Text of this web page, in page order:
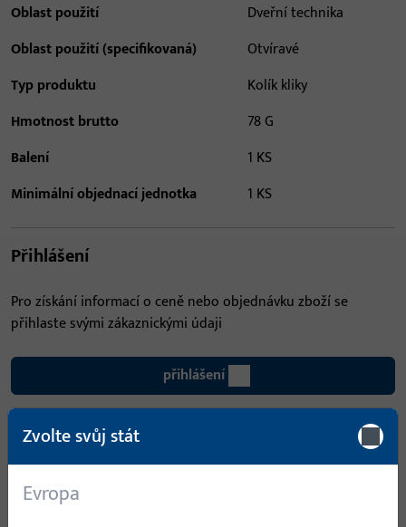
Oblast použití
Dveřní technika
Oblast použití (specifikovaná)
Otvíravé
Typ produktu
Kolík kliky
Hmotnost brutto
78 G
Balení
1 KS
Minimální objednací jednotka
1 KS
Přihlášení
Pro získání informací o ceně nebo objednávku zboží se
přihlaste svými zákaznickými údaji
přihlášení
Zvolte svůj stát
Evropa